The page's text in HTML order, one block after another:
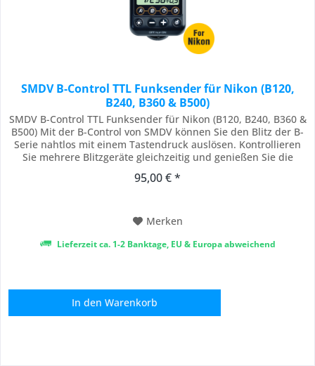
SMDV B-Control TTL Funksender für Nikon (B120,
B240, B360 & B500)
SMDV B-Control TTL Funksender für Nikon (B120, B240, B360 &
B500) Mit der B-Control von SMDV können Sie den Blitz der B-
Serie nahtlos mit einem Tastendruck auslösen. Kontrollieren
Sie mehrere Blitzgeräte gleichzeitig und genießen Sie die
Nutzen Sie die B-Control , um Ihre fotografischen Fähigkeiten
95,00 € *
Merken
Lieferzeit ca. 1-2 Banktage, EU & Europa abweichend
In den Warenkorb